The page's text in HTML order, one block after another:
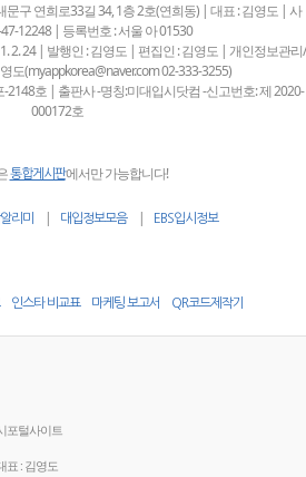
문구 연희로33길 34, 1층 2호(연희동) | 대표 : 김영도 | 사
12248 | 등록번호 : 서울 아 01530
2. 24 | 발행인 : 김영도 | 편집인 : 김영도 | 개인정보관리/
도(myappkorea@naver.com 02-333-3255)
호 | 출판사 -명칭:미대입시닷컴 -신고번호: 제 2020-
000172호
통합게시판에서만 가능합니다!
리미 | 대입정보모음| EBS입시정보
인스타 비교표 마케팅 보고서 QR코드제작기
포털사이트
표 : 김영도